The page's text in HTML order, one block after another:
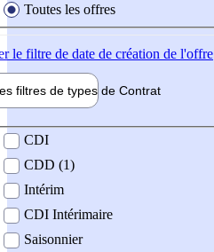
Toutes les offres
le filtre de date de création de l'offre
filtres de types de Contrat
contrat
CDI
CDD (1)
Intérim
CDI Intérimaire
Saisonnier